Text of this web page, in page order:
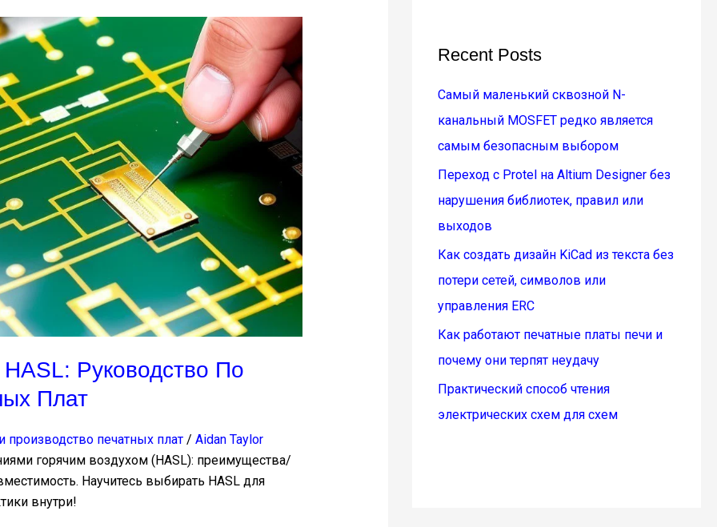
Руководство По
Плат
производство печатных плат/ Aidan Taylor
горячим воздухом (HASL): преимущества/
Научитесь выбирать HASL для
внутри!
Recent Posts
Самый маленький сквозной N-
канальный MOSFET редко является
самым безопасным выбором
Переход с Protel на Altium Designer без
нарушения библиотек, правил или
выходов
Как создать дизайн KiCad из текста без
потери сетей, символов или
управления ERC
Как работают печатные платы печи и
почему они терпят неудачу
Практический способ чтения
электрических схем для схем